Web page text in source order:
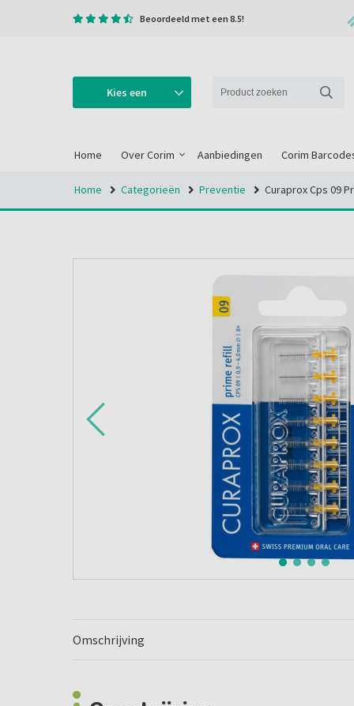
Beoordeeld met een 8.5!
Kies een
Home Over Corim Aanbiedingen Corim
Home Categorieën Preventie Curaprox Cps 09
Omschrijving